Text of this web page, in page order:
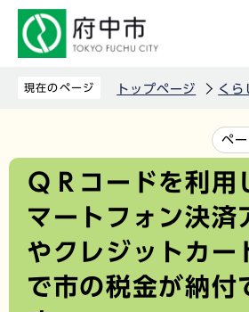
先
現在のページ トップページ くら
文
ペー
ＱＲコードを利用
マートフォン決済
やクレジットカー
で市の税金が納付